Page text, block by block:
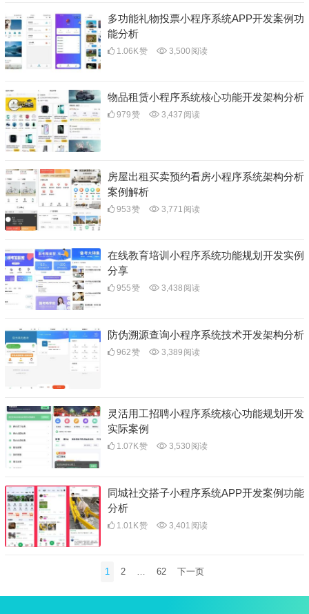
多功能礼物投票小程序系统APP开发案例功
能分析
1.06K赞 3,500 阅读
物品租赁小程序系统核心功能开发架构分析
979赞 3,437 阅读
房屋出租买卖预约看房小程序系统架构分析
案例解析
953赞 3,771 阅读
在线教育培训小程序系统功能规划开发实例
分享
955赞 3,438 阅读
防伪溯源查询小程序系统技术开发架构分析
962赞 3,389 阅读
灵活用工招聘小程序系统核心功能规划开发
实际案例
1.07K赞 3,530 阅读
同城社交搭子小程序系统APP开发案例功能
分析
1.01K赞 3,401 阅读
分
1 2 62 下一页